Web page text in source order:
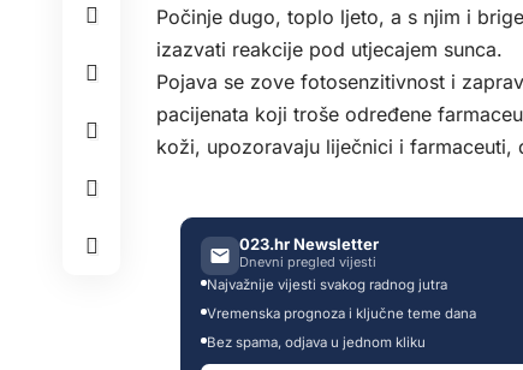
Počinje dugo, toplo ljeto, a s njim i
izazvati reakcije pod utjecajem sunca.
Pojava se zove fotosenzitivnost i
pacijenata koji troše određene
koži, upozoravaju liječnici i farmaceuti,
023.hr Newsletter
Dnevni pregled vijesti
Najvažnije vijesti svakog radnog jutra
Vremenska prognoza i ključne teme dana
Bez spama, odjava u jednom kliku